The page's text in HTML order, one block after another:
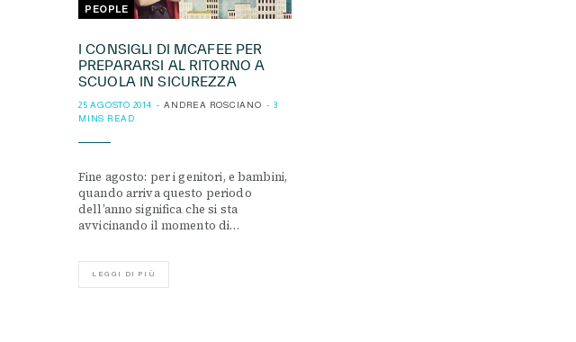
PEOPLE
I CONSIGLI DI MCAFEE PER
PREPARARSI AL RITORNO A
SCUOLA IN SICUREZZA
25 AGOSTO 2014 ANDREA ROSCIANO
3
MINS READ
Fine agosto: per i genitori, e bambini,
quando arriva questo periodo
dell’anno significa che si sta
avvicinando il momento di…
LEGGI DI PIÙ